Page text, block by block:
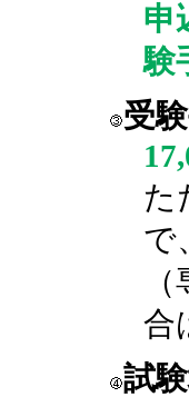
申
験
受
た
で
合
試